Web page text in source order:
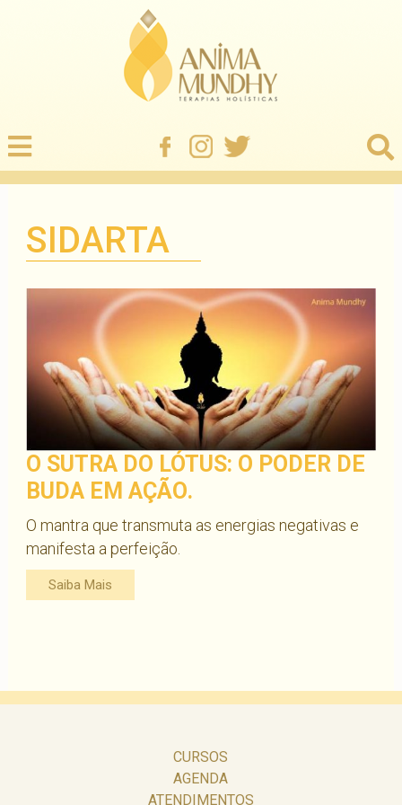
SIDARTA
O SUTRA DO LÓTUS: O PODER DE
BUDA EM AÇÃO.
O mantra que transmuta as energias negativas e
manifesta a perfeição.
Saiba Mais
CURSOS
AGENDA
ATENDIMENTOS